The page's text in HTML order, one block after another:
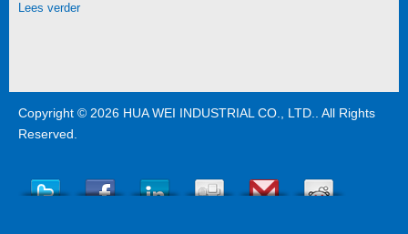
Lees verder
Copyright © 2026 HUA WEI INDUSTRIAL CO., LTD.. All Rights
Reserved.